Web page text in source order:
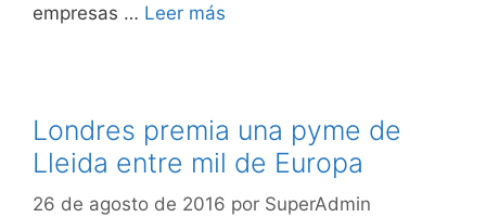
empresas … Leer más
Londres premia una pyme de
Lleida entre mil de Europa
26 de agosto de 2016 por SuperAdmin